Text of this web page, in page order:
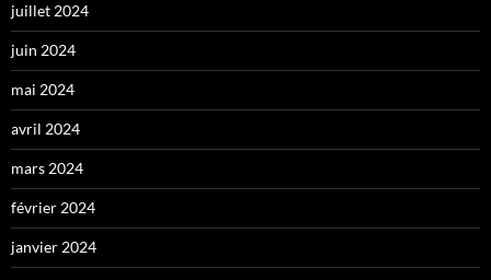
juillet 2024
juin 2024
mai 2024
avril 2024
mars 2024
février 2024
janvier 2024